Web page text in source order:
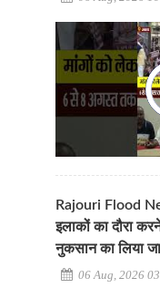
Rajouri Flood
इलाकों का दौरा
नुकसान का लिया
06 Aug, 2026